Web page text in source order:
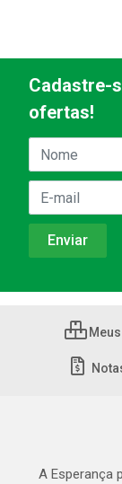
Cadastre-
ofertas!
A Esperança